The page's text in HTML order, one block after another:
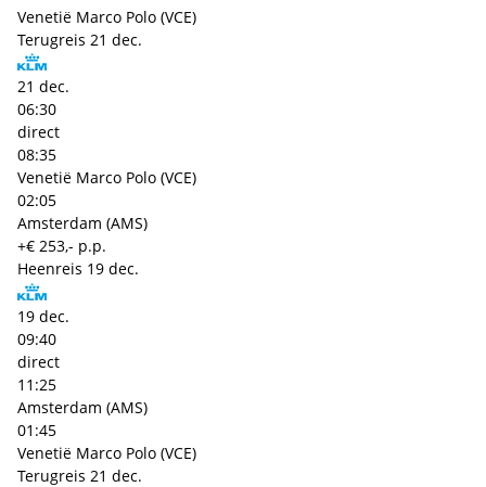
Venetië Marco Polo (VCE)
Terugreis 21 dec.
21 dec.
06:30
direct
08:35
Venetië Marco Polo (VCE)
02:05
Amsterdam (AMS)
+€ 253,- p.p.
Heenreis 19 dec.
19 dec.
09:40
direct
11:25
Amsterdam (AMS)
01:45
Venetië Marco Polo (VCE)
Terugreis 21 dec.